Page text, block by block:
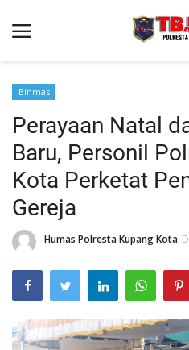
Beranda
Binkam
Terms & Conditions
Reskrim
Lantas
Mitra Polisi
Giat Ops
Polisi Kita
Binmas
Perayaan Natal
Baru, Personil
Kota Perketat
Gereja
Humas Polresta Kupang Kota